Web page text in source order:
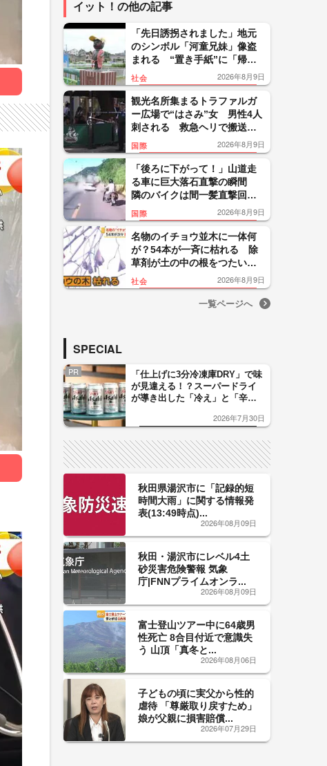
イット！の他の記事
「先日誘拐されました」地元
のシンボル「河童兄妹」像盗
まれる “置き手紙”に「帰り
たい」 特製衣装で34年愛さ
れる 銅を狙った犯行か 神
奈川
社会 2026年8月9日
観光名所集まるトラファルガ
ー広場で“はさみ”女 男性4人
刺される 救急ヘリで搬送
容疑者との関係性は不明 イ
ギリス
国際 2026年8月9日
「後ろに下がって！」山道走
る車に巨大落石直撃の瞬間
隣のバイクは間一髪直撃回
避 運転手らに大きなケガな
し 中国
国際 2026年8月9日
名物のイチョウ並木に一体何
が？54本が一斉に枯れる 除
草剤が土の中の根をつたい広
がったか 東京・町田市
社会 2026年8月9日
一覧ページへ
SPECIAL
PR
「仕上げに3分冷凍庫DRY」で味
が見違える！？スーパードライ
が導き出した「冷え」と「辛
した「辛口カーブ」が飲み頃の
2026年7月30日
秋田県湯沢市に「記録的短
時間大雨」に関する情報発
表(13:49時点)...
2026年08月09日
秋田・湯沢市にレベル4土
砂災害危険警報 気象
庁|FNNプライムオンラ...
2026年08月09日
富士登山ツアー中に64歳男
性死亡 8合目付近で意識失
う 山頂「真冬と...
2026年08月06日
子どもの頃に実父から性的
虐待 「尊厳取り戻すため」
娘が父親に損害賠償...
2026年07月29日